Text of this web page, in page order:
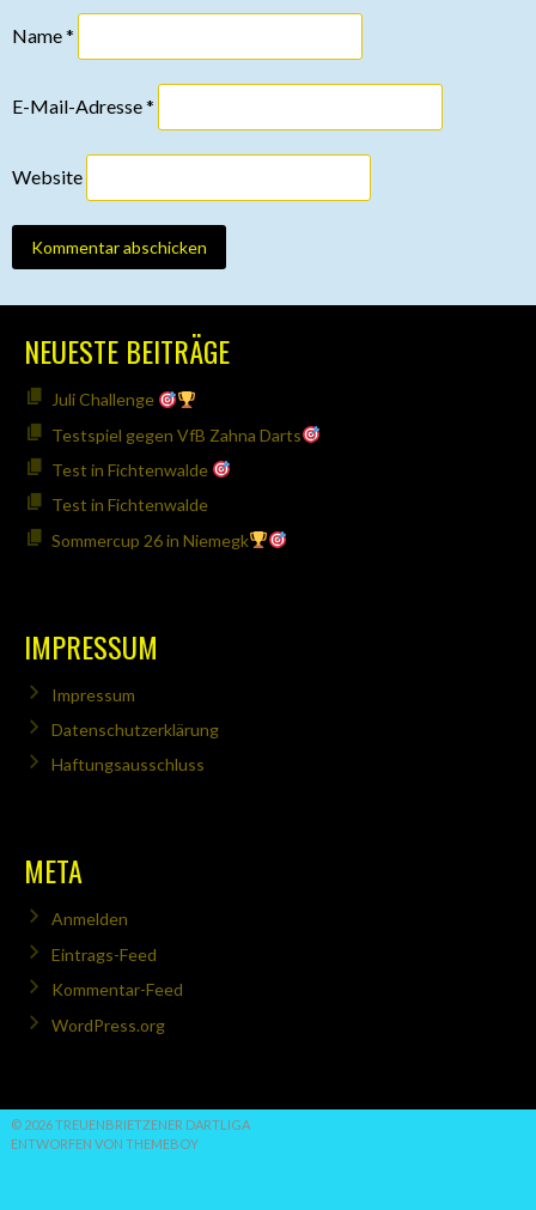
Name*
E-Mail-Adresse*
Website
NEUESTE BEITRÄGE
Juli Challenge
Testspiel gegen VfB Zahna Darts
Test in Fichtenwalde
Test in Fichtenwalde
Sommercup 26 in Niemegk
IMPRESSUM
Impressum
Datenschutzerklärung
Haftungsausschluss
META
Anmelden
Eintrags-Feed
Kommentar-Feed
WordPress.org
© 2026 TREUENBRIETZENER DARTLIGA
ENTWORFEN VON THEMEBOY